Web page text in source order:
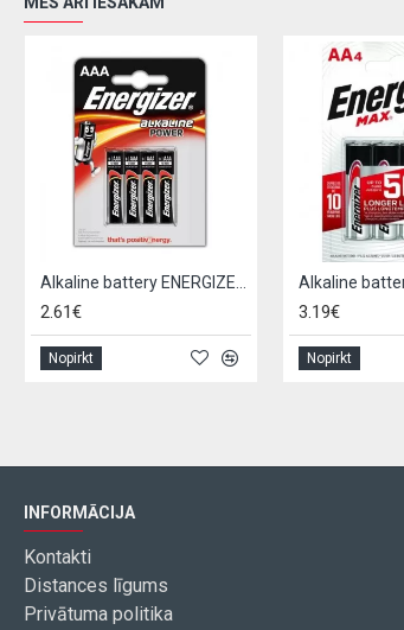
2.61€
Nopirkt
3.19€
Nopirkt
INFORMĀCIJA
Kontakti
Distances līgums
Privātuma politika